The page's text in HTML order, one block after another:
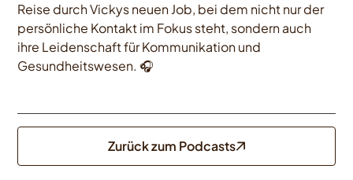
Reise durch Vickys neuen Job, bei dem nicht nur der
persönliche Kontakt im Fokus steht, sondern auch
ihre Leidenschaft für Kommunikation und
Gesundheitswesen. 🎧
Zurück zum Podcasts